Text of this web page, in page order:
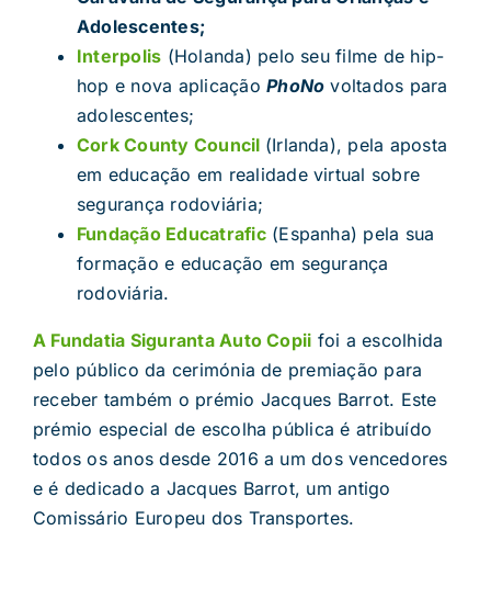
Adolescentes;
Interpolis (Holanda) pelo seu filme de hip-
hop e nova aplicaçãoPhoNo voltados para
adolescentes;
Cork County Council (Irlanda), pela aposta
em educação em realidade virtual sobre
segurança rodoviária;
Fundação Educatrafic(Espanha) pela sua
formação e educação em segurança
rodoviária.
A Fundatia Siguranta Auto Copii foi a escolhida
pelo público da cerimónia de premiação para
receber também o prémio Jacques Barrot. Este
prémio especial de escolha pública é atribuído
todos os anos desde 2016 a um dos vencedores
e é dedicado a Jacques Barrot, um antigo
Comissário Europeu dos Transportes.